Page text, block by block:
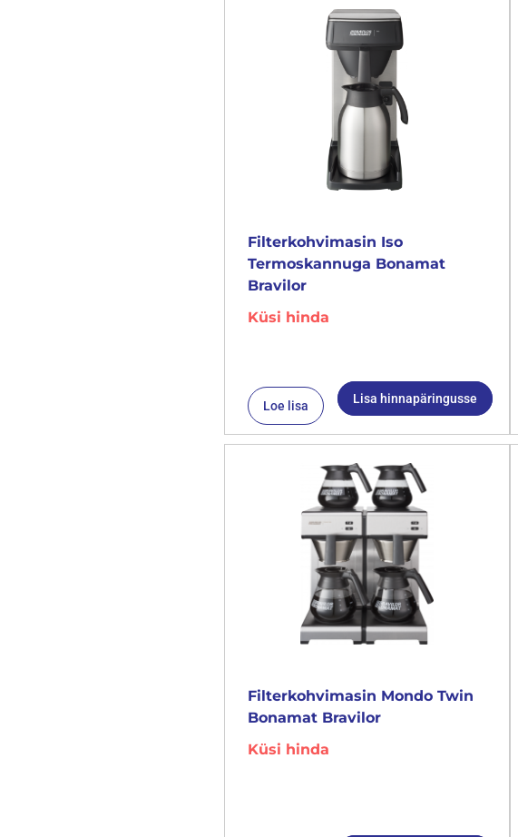
Filterkohvimasin Iso
Termoskannuga Bonamat
Bravilor
Küsi hinda
Loe lisa Lisa hinnapäringusse
Filterkohvimasin Mondo Twin
Bonamat Bravilor
Küsi hinda